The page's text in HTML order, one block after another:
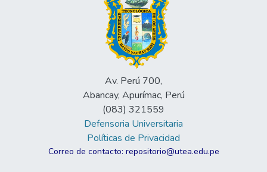
Av. Perú 700,
Abancay, Apurímac, Perú
(083) 321559
Defensoria Universitaria
Políticas de Privacidad
Correo de contacto: repositorio@utea.edu.pe